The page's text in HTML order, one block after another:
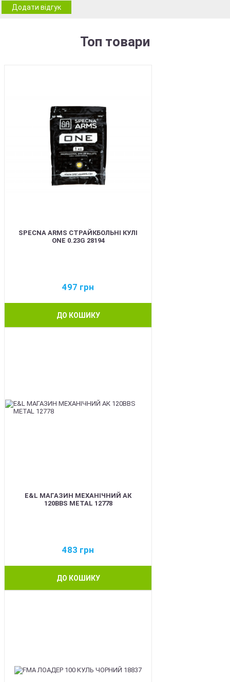
Додати відгук
Топ товари
SPECNA ARMS СТРАЙКБОЛЬНІ КУЛІ
ONE 0.23G 28194
497 грн
ДО КОШИКУ
E&L МАГАЗИН МЕХАНІЧНИЙ АК
120BBS METAL 12778
483 грн
ДО КОШИКУ